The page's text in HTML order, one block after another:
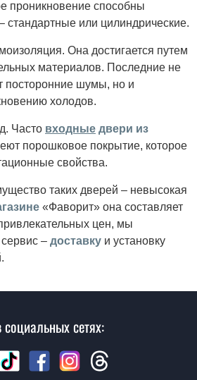
проникновение способны
стандартные или цилиндрические.
Она достигается путем
материалов. Последние не
посторонние шумы, но и
холодов.
Часто входные двери из
порошковое покрытие, которое
свойства.
таких дверей – невысокая
«Фаворит» она составляет
цен, мы
– доставку и установку
сетях: